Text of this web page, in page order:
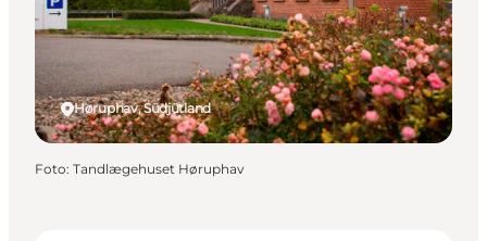
Høruphav, Südjütland
Foto: Tandlægehuset Høruphav